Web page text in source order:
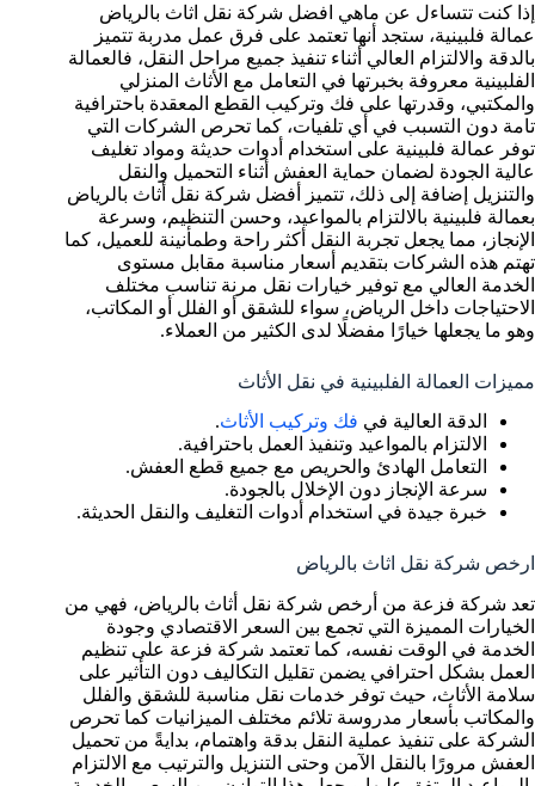
إذا كنت تتساءل عن ماهي افضل شركة نقل اثاث بالرياض
عمالة فلبينية، ستجد أنها تعتمد على فرق عمل مدربة تتميز
بالدقة والالتزام العالي أثناء تنفيذ جميع مراحل النقل، فالعمالة
الفلبينية معروفة بخبرتها في التعامل مع الأثاث المنزلي
والمكتبي، وقدرتها على فك وتركيب القطع المعقدة باحترافية
تامة دون التسبب في أي تلفيات، كما تحرص الشركات التي
توفر عمالة فلبينية على استخدام أدوات حديثة ومواد تغليف
عالية الجودة لضمان حماية العفش أثناء التحميل والنقل
والتنزيل إضافة إلى ذلك، تتميز أفضل شركة نقل أثاث بالرياض
بعمالة فلبينية بالالتزام بالمواعيد، وحسن التنظيم، وسرعة
الإنجاز، مما يجعل تجربة النقل أكثر راحة وطمأنينة للعميل، كما
تهتم هذه الشركات بتقديم أسعار مناسبة مقابل مستوى
الخدمة العالي مع توفير خيارات نقل مرنة تناسب مختلف
الاحتياجات داخل الرياض، سواء للشقق أو الفلل أو المكاتب،
وهو ما يجعلها خيارًا مفضلًا لدى الكثير من العملاء.
مميزات العمالة الفلبينية في نقل الأثاث
الدقة العالية في فك وتركيب الأثاث.
الالتزام بالمواعيد وتنفيذ العمل باحترافية.
التعامل الهادئ والحريص مع جميع قطع العفش.
سرعة الإنجاز دون الإخلال بالجودة.
خبرة جيدة في استخدام أدوات التغليف والنقل الحديثة.
ارخص شركة نقل اثاث بالرياض
تعد شركة فزعة من أرخص شركة نقل أثاث بالرياض، فهي من
الخيارات المميزة التي تجمع بين السعر الاقتصادي وجودة
الخدمة في الوقت نفسه، كما تعتمد شركة فزعة على تنظيم
العمل بشكل احترافي يضمن تقليل التكاليف دون التأثير على
سلامة الأثاث، حيث توفر خدمات نقل مناسبة للشقق والفلل
والمكاتب بأسعار مدروسة تلائم مختلف الميزانيات كما تحرص
الشركة على تنفيذ عملية النقل بدقة واهتمام، بدايةً من تحميل
العفش مرورًا بالنقل الآمن وحتى التنزيل والترتيب مع الالتزام